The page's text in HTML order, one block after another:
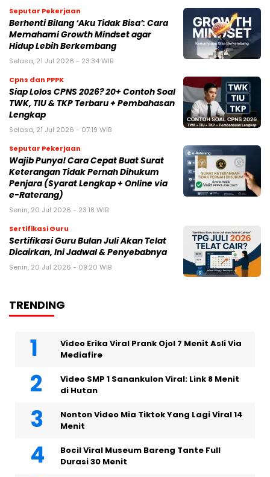
Seputar Pekerjaan
Berhenti Bilang ‘Aku Tidak Bisa’: Cara
Memahami Growth Mindset agar
Hidup Lebih Berkembang
Selasa, 21 Jul 2026 - 23:34 WIB
Cpns dan PPPK
Siap Lolos CPNS 2026? 20+ Contoh Soal
TWK, TIU & TKP Terbaru + Pembahasan
Lengkap
Selasa, 21 Jul 2026 - 07:19 WIB
Seputar Pekerjaan
Wajib Punya! Cara Cepat Buat Surat
Keterangan Tidak Pernah Dihukum
Penjara (Syarat Lengkap + Online via
e-Raterang)
Senin, 20 Jul 2026 - 23:18 WIB
Sertifikasi Guru
Sertifikasi Guru Bulan Juli Akan Telat
Dicairkan, Ini Jadwal & Penyebabnya
Senin, 20 Jul 2026 - 09:20 WIB
TRENDING
Video Erika Viral Prank Ojol 7 Menit Asli Via
Mediafire
Video SMP 1 Sanankulon Viral: Link 8 Menit
di Hutan
Nonton Video Mia Tiktok Yang Lagi Viral 14
Menit
Bocil Viral Museum Bareng Tante Full
Durasi 30 Menit